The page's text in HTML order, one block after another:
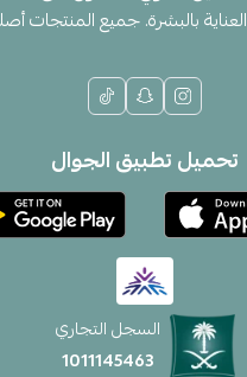
بالبشرة. جميع المنتجات
تحميل تطبيق الجوال
السجل التجاري
1011145463